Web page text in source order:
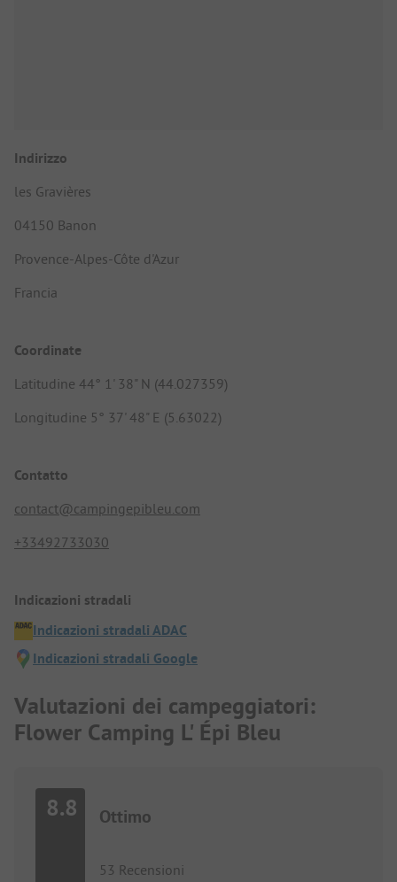
Indirizzo
les Gravières
04150 Banon
Provence-Alpes-Côte d'Azur
Francia
Coordinate
Latitudine 44° 1' 38" N (44.027359)
Longitudine 5° 37' 48" E (5.63022)
Contatto
contact@campingepibleu.com
+33492733030
Indicazioni stradali
Indicazioni stradali ADAC
Indicazioni stradali Google
Valutazioni dei campeggiatori:
Flower Camping L' Épi Bleu
8.8 Ottimo
53 Recensioni